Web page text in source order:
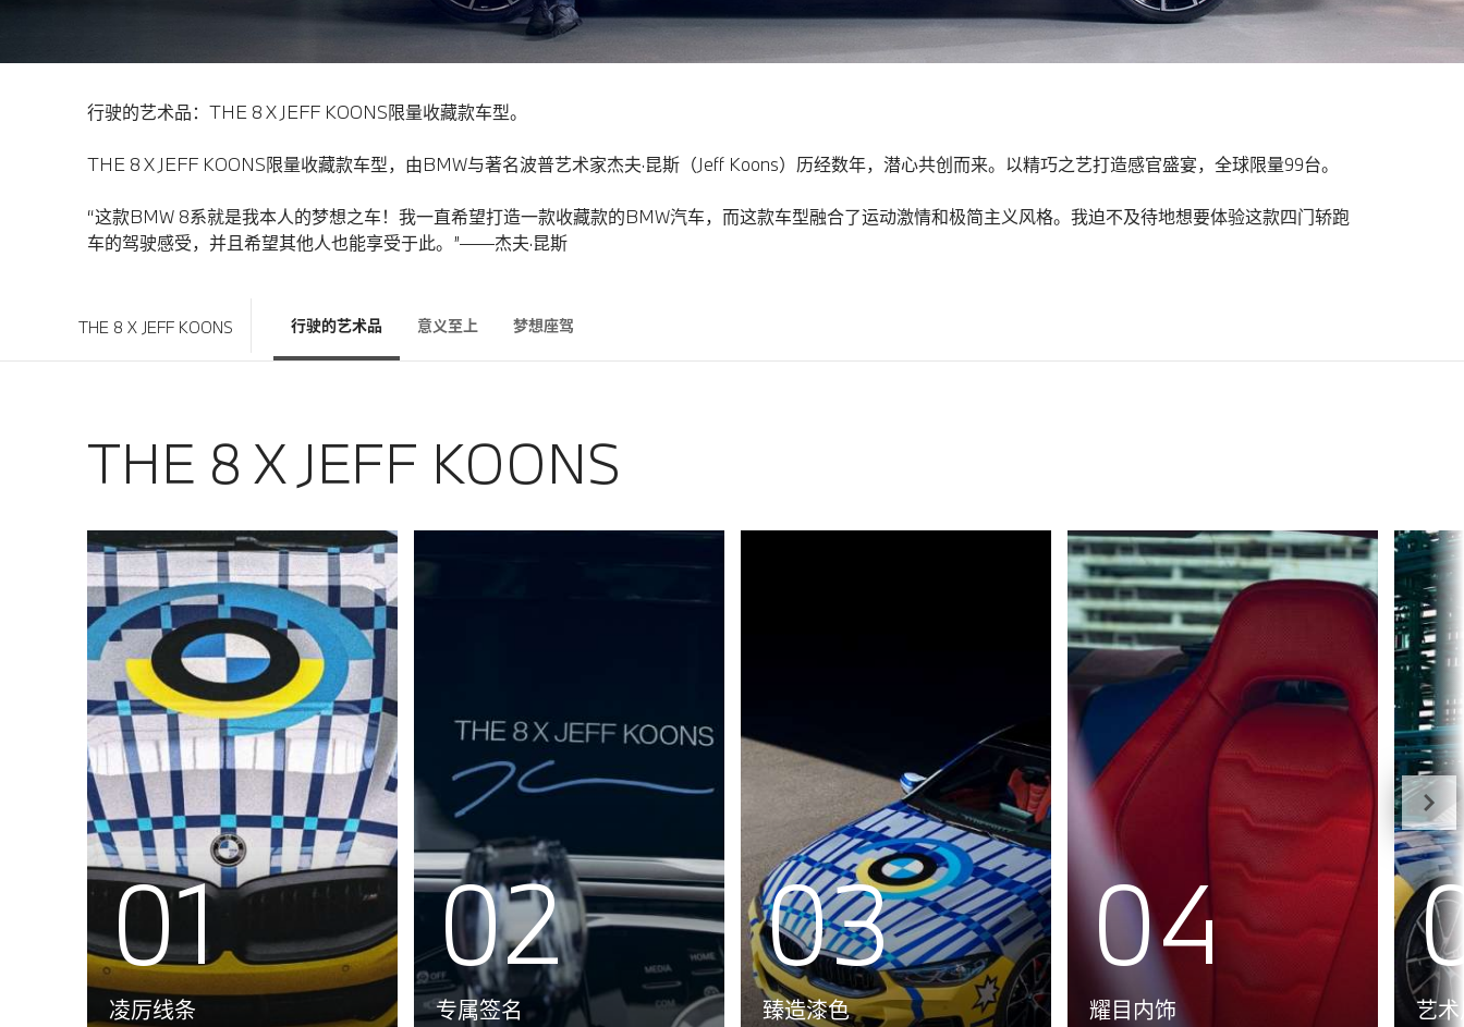
行驶的艺术品：THE 8 X JEFF KOONS限量收藏款车型。
THE 8 X JEFF KOONS限量收藏款车型，由BMW与著名波普艺术家杰夫·昆斯（Jeff Koons）历经数年，潜心共创而来。以精巧之艺打造感官盛宴，全球限量99台。
“这款BMW 8系就是我本人的梦想之车！我一直希望打造一款收藏款的BMW汽车，而这款车型融合了运动激情和极简主义风格。我迫不及待地想要体验这款四门轿跑
车的驾驶感受，并且希望其他人也能享受于此。”——杰夫·昆斯
THE 8 X JEFF KOONS 行驶的艺术品 意义至上 梦想座驾
THE 8 X JEFF KOONS
01
凌厉线条
02
专属签名
03
臻造漆色
04
耀目内饰 艺